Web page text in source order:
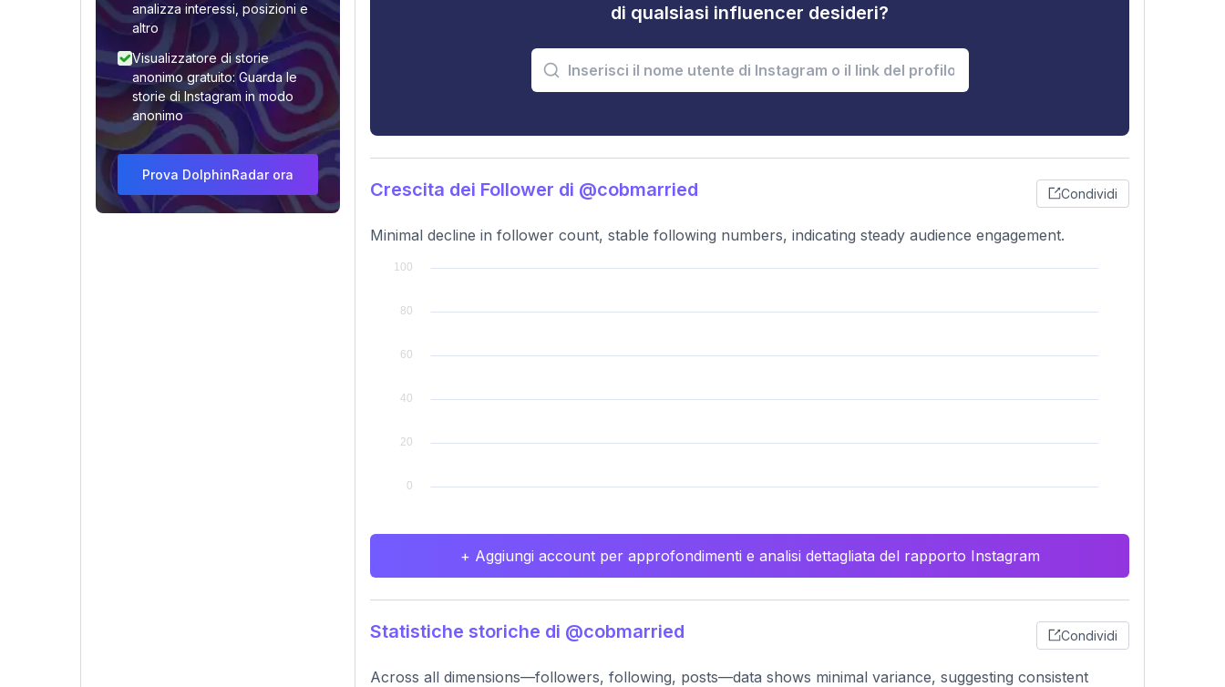
analizza interessi, posizioni e
altro
Visualizzatore di storie
anonimo gratuito: Guarda le
storie di Instagram in modo
anonimo
Prova DolphinRadar ora
di qualsiasi influencer desideri?
Crescita dei Follower di @cobmarried Condividi
Minimal decline in follower count, stable following numbers, indicating steady audience engagement.
+ Aggiungi account per approfondimenti e analisi dettagliata del rapporto Instagram
Statistiche storiche di @cobmarried Condividi
Across all dimensions—followers, following, posts—data shows minimal variance, suggesting consistent